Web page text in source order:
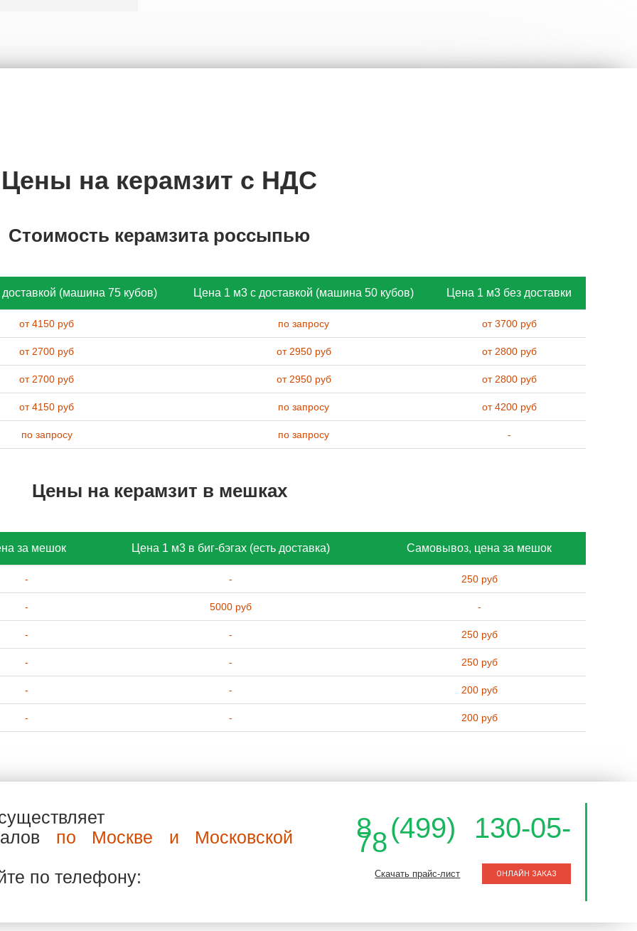
Цены на керамзит с НДС
Стоимость керамзита россыпью
(машина 75 кубов) Цена 1 м3 с доставкой (машина 50 кубов) Цена 1 м3 без доставки
от 4150 руб по запросу от 3700 руб
от 2700 руб от 2950 руб от 2800 руб
от 2700 руб от 2950 руб от 2800 руб
от 4150 руб по запросу от 4200 руб
по запросу по запросу -
Цены на керамзит в мешках
за мешок Цена 1 м3 в биг-бэгах (есть доставка) Самовывоз, цена за мешок
- - 250 руб
- 5000 руб -
- - 250 руб
- - 250 руб
- - 200 руб
- - 200 руб
по Москве и Московской
по телефону:
8 (499) 130-05-
78
Скачать прайс-лист ОНЛАЙН ЗАКАЗ